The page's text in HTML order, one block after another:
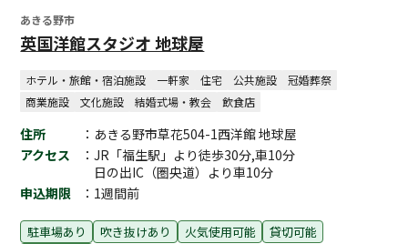
あきる野市
英国洋館スタジオ 地球屋
ホテル・旅館・宿泊施設 一軒家 住宅 公共施設
冠婚葬祭
商業施設
文化施設 結婚式場・教会 飲食店
住所
：あきる野市草花504-1西洋館 地球屋
アクセス
：JR「福生駅」より徒歩30分,車10分
日の出IC（圏央道）より車10分
申込期限
：1週間前
駐車場あり 吹き抜けあり 火気使用可能
貸切可能